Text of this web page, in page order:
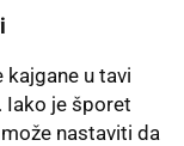
u tavi
Iako je šporet
nastaviti da